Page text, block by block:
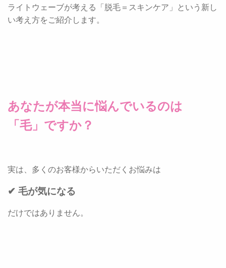
ライトウェーブが考える「脱毛＝スキンケア」という新し
い考え方をご紹介します。
あなたが本当に悩んでいるのは
「毛」ですか？
実は、多くのお客様からいただくお悩みは
✔ 毛が気になる
だけではありません。